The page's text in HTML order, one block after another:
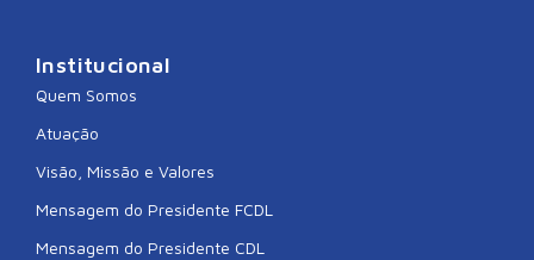
Institucional
Quem Somos
Atuação
Visão, Missão e Valores
Mensagem do Presidente FCDL
Mensagem do Presidente CDL